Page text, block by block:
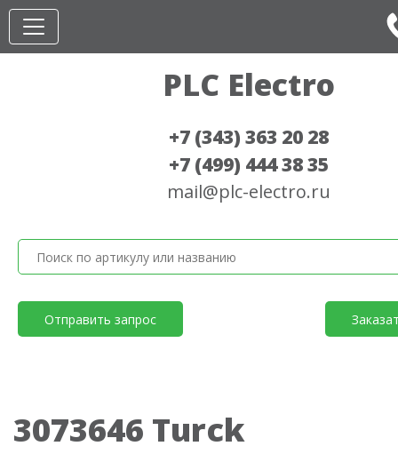
PLC Electro
+7 (343) 363 20 28
+7 (499) 444 38 35
mail@plc-electro.ru
Отправить запрос
3073646 Turck